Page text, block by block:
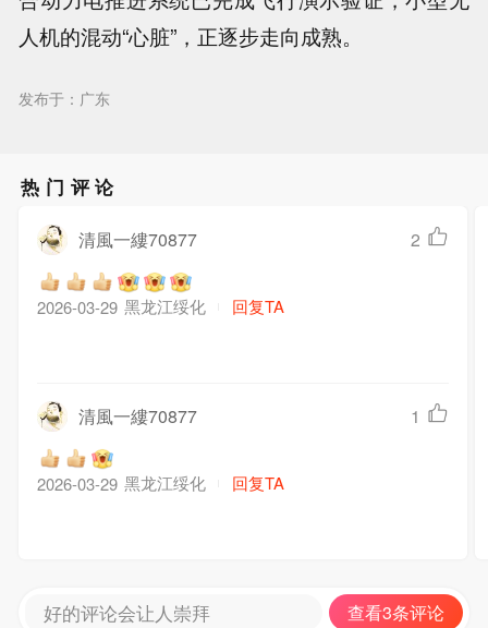
人机的混动“心脏”，正逐步走向成熟。
发布于：广东
热门评论
清風一縷70877 2
2026-03-29 黑龙江绥化 回复TA
清風一縷70877 1
2026-03-29 黑龙江绥化 回复TA
好的评论会让人崇拜 查看3条评论